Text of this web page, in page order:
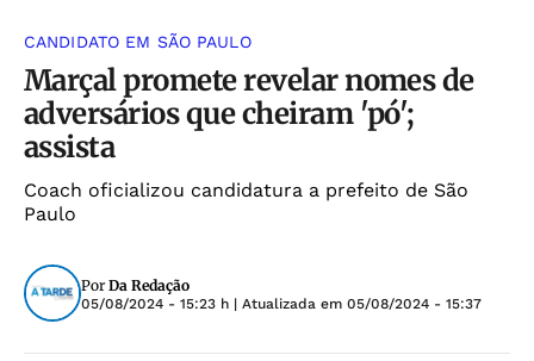
CANDIDATO EM SÃO PAULO
Marçal promete revelar nomes de
adversários que cheiram 'pó';
assista
Coach oficializou candidatura a prefeito de São
Paulo
Por Da Redação
05/08/2024 - 15:23 h | Atualizada em 05/08/2024 - 15:37